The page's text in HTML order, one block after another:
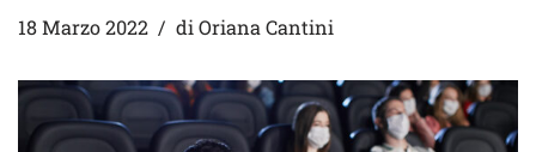
18 Marzo 2022 di Oriana Cantini